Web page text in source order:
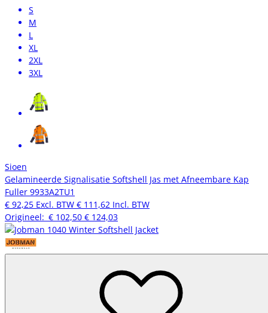
S
M
L
XL
2XL
3XL
Sioen
Gelamineerde Signalisatie Softshell Jas met Afneembare Kap
Fuller 9933A2TU1
€ 92,25 Excl. BTW € 111,62 Incl. BTW
Origineel: € 102,50 € 124,03